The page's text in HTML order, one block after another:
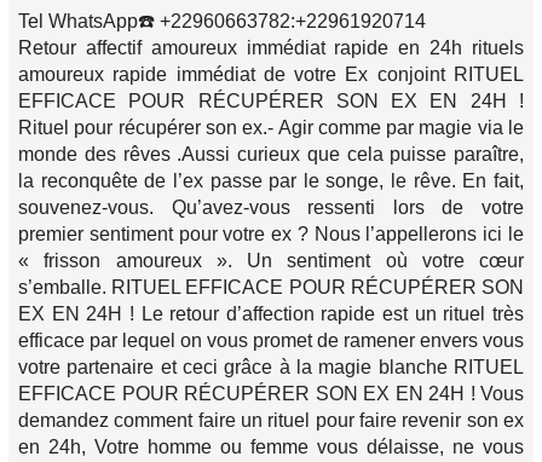
Tel WhatsApp☎️ +22960663782:+22961920714
Retour affectif amoureux immédiat rapide en 24h rituels
amoureux rapide immédiat de votre Ex conjoint RITUEL
EFFICACE POUR RÉCUPÉRER SON EX EN 24H !
Rituel pour récupérer son ex.- Agir comme par magie via le
monde des rêves .Aussi curieux que cela puisse paraître,
la reconquête de l’ex passe par le songe, le rêve. En fait,
souvenez-vous. Qu’avez-vous ressenti lors de votre
premier sentiment pour votre ex ? Nous l’appellerons ici le
« frisson amoureux ». Un sentiment où votre cœur
s’emballe. RITUEL EFFICACE POUR RÉCUPÉRER SON
EX EN 24H ! Le retour d’affection rapide est un rituel très
efficace par lequel on vous promet de ramener envers vous
votre partenaire et ceci grâce à la magie blanche RITUEL
EFFICACE POUR RÉCUPÉRER SON EX EN 24H ! Vous
demandez comment faire un rituel pour faire revenir son ex
en 24h, Votre homme ou femme vous délaisse, ne vous